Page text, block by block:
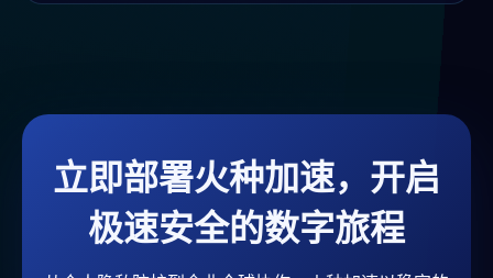
立即部署火种加速，开启
极速安全的数字旅程